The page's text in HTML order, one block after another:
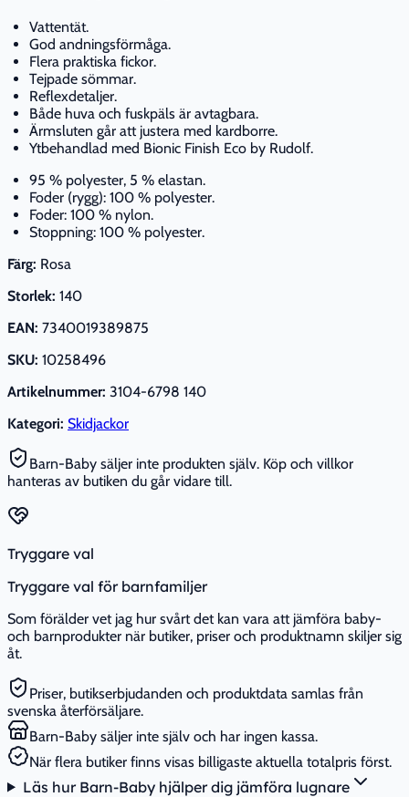
Vattentät.
God andningsförmåga.
Flera praktiska fickor.
Tejpade sömmar.
Reflexdetaljer.
Både huva och fuskpäls är avtagbara.
Ärmsluten går att justera med kardborre.
Ytbehandlad med Bionic Finish Eco by Rudolf.
95 % polyester, 5 % elastan.
Foder (rygg): 100 % polyester.
Foder: 100 % nylon.
Stoppning: 100 % polyester.
Färg: Rosa
Storlek: 140
EAN: 7340019389875
SKU: 10258496
Artikelnummer: 3104-6798 140
Kategori: Skidjackor
Barn-Baby säljer inte produkten själv. Köp och villkor
hanteras av butiken du går vidare till.
Tryggare val
Tryggare val för barnfamiljer
Som förälder vet jag hur svårt det kan vara att jämföra baby-
och barnprodukter när butiker, priser och produktnamn skiljer sig
åt.
Priser, butikserbjudanden och produktdata samlas från
svenska återförsäljare.
Barn-Baby säljer inte själv och har ingen kassa.
När flera butiker finns visas billigaste aktuella totalpris först.
Läs hur Barn-Baby hjälper dig jämföra lugnare